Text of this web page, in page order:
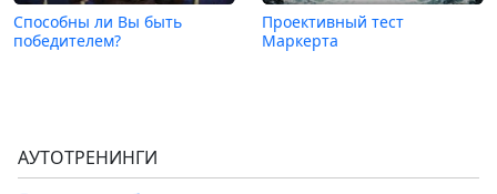
Способны ли Вы быть
победителем?
Проективный тест
Маркерта
АУТОТРЕНИНГИ